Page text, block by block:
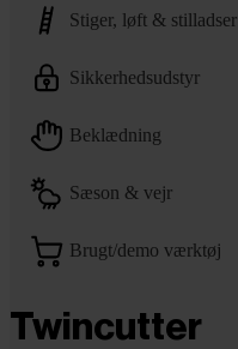
stiger, løft & stilladser
sikkerhedsudstyr
beklædning
sæson & vejr
brugt/demo værktøj
Twincutter